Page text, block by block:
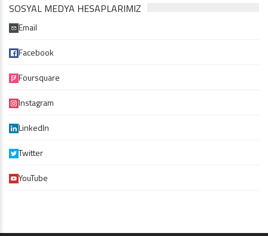
SOSYAL MEDYA HESAPLARIMIZ
Email
Facebook
Foursquare
Instagram
LinkedIn
Twitter
YouTube